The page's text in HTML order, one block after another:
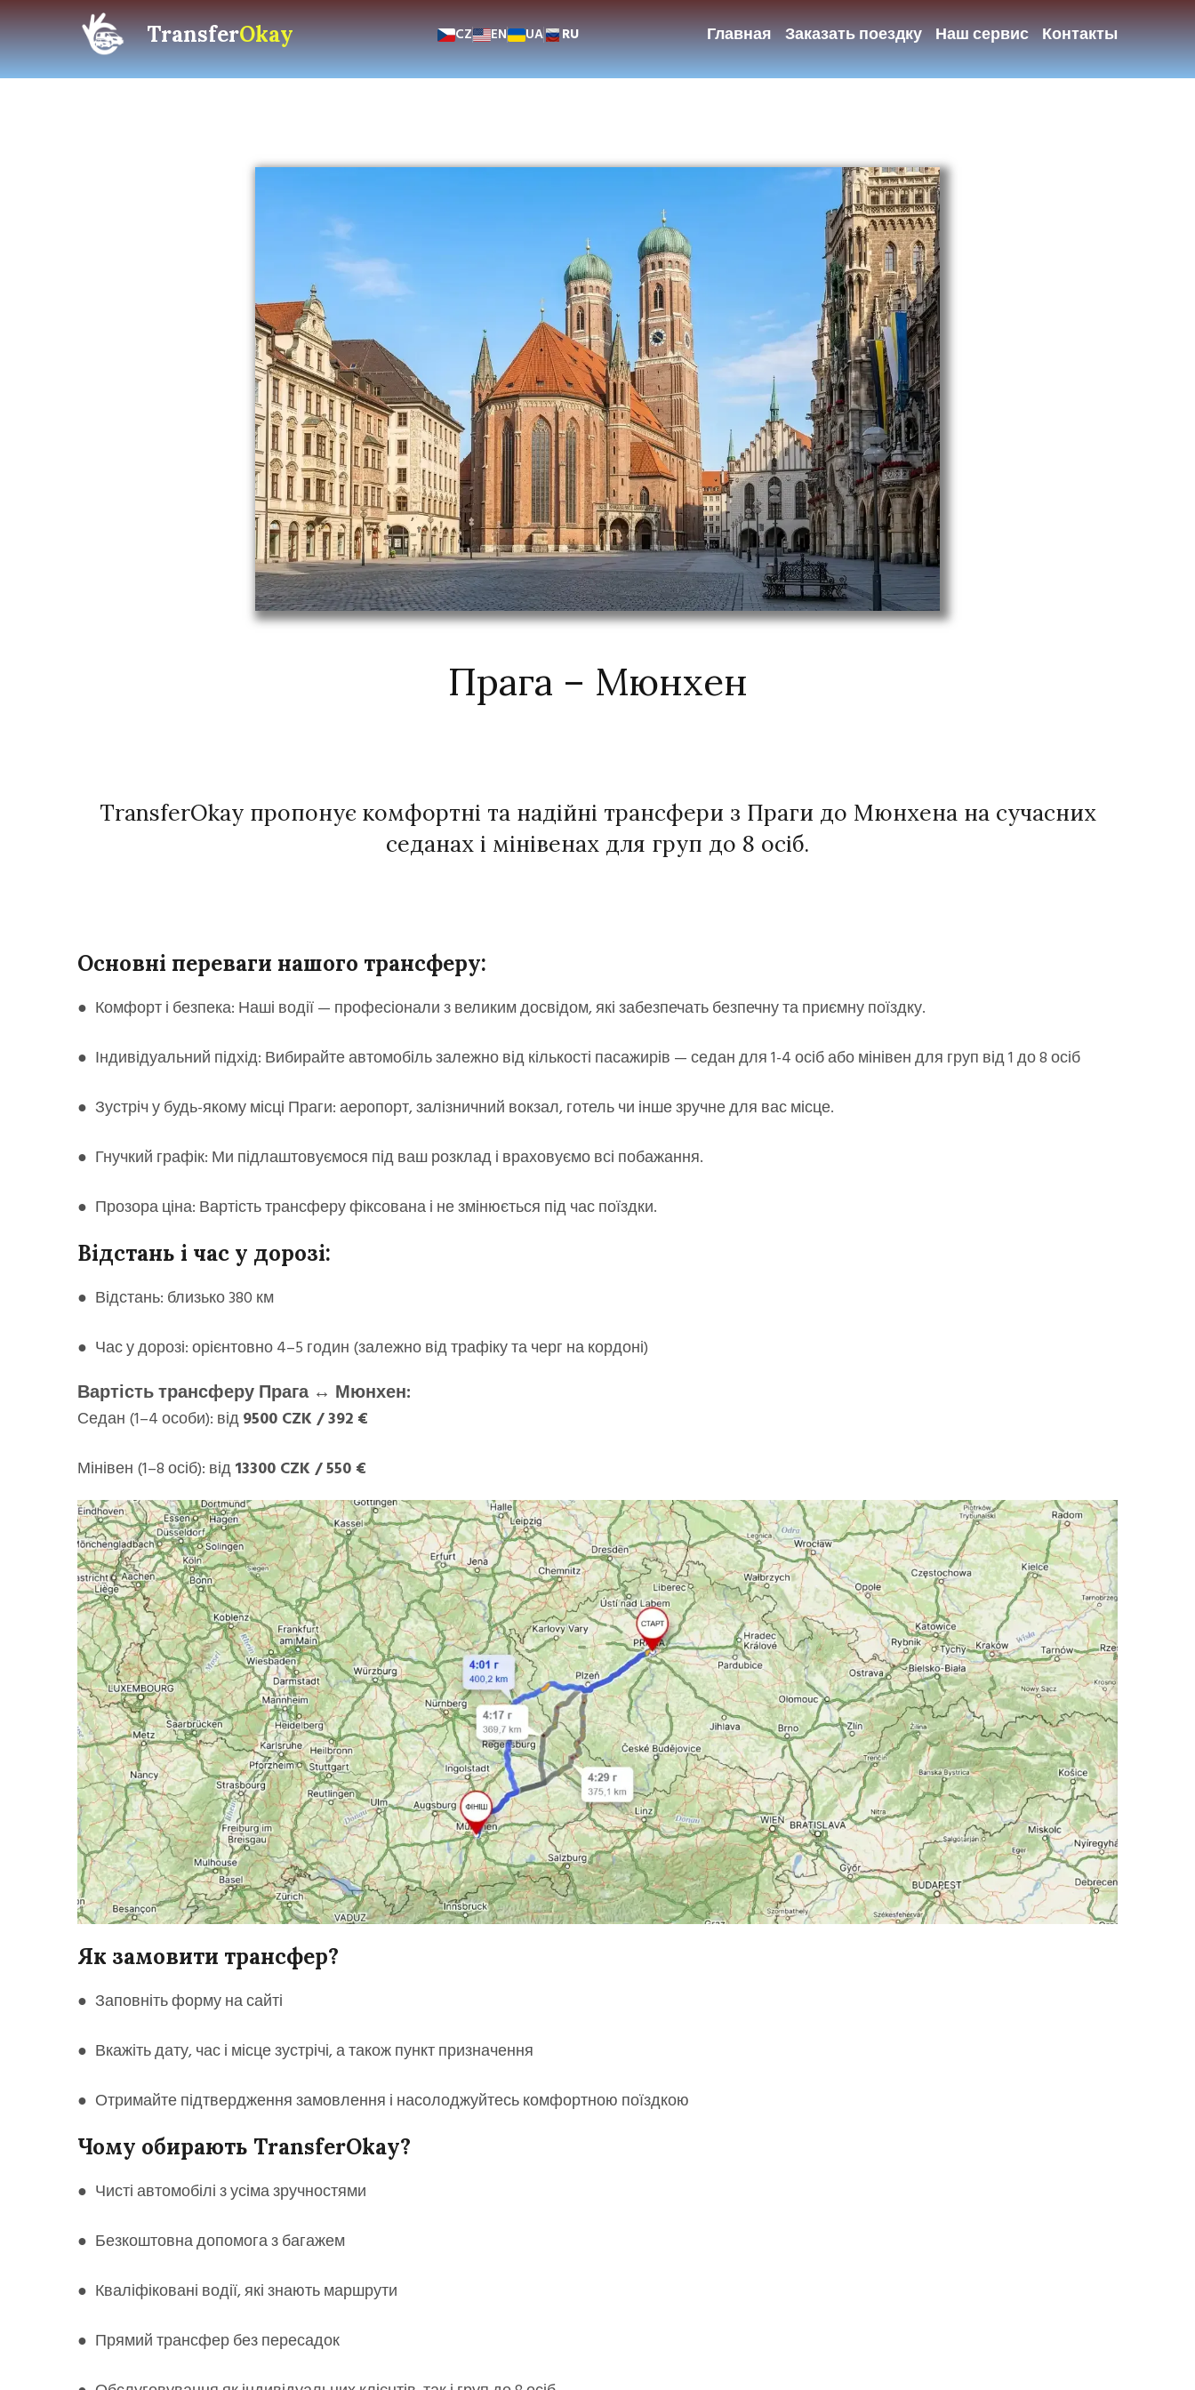
TransferOkay CZ EN UA RU Главная Заказать поездку Наш сервис Контакты
Прага – Мюнхен
TransferOkay пропонує комфортні та надійні трансфери з Праги до Мюнхена на сучасних
седанах і мінівенах для груп до 8 осіб.
Основні переваги нашого трансферу:
● Комфорт і безпека: Наші водії — професіонали з великим досвідом, які забезпечать безпечну та приємну поїздку.
● Індивідуальний підхід: Вибирайте автомобіль залежно від кількості пасажирів — седан для 1-4 осіб або мінівен для груп від 1 до 8 осіб
● Зустріч у будь-якому місці Праги: аеропорт, залізничний вокзал, готель чи інше зручне для вас місце.
● Гнучкий графік: Ми підлаштовуємося під ваш розклад і враховуємо всі побажання.
● Прозора ціна: Вартість трансферу фіксована і не змінюється під час поїздки.
Відстань і час у дорозі:
● Відстань: близько 380 км
● Час у дорозі: орієнтовно 4–5 годин (залежно від трафіку та черг на кордоні)
Вартість трансферу Прага ↔ Мюнхен:
Седан (1–4 особи): від9500 CZK / 392 €
Мінівен (1–8 осіб): від13300 CZK / 550 €
Як замовити трансфер?
● Заповніть форму на сайті
● Вкажіть дату, час і місце зустрічі, а також пункт призначення
● Отримайте підтвердження замовлення і насолоджуйтесь комфортною поїздкою
Чому обирають TransferOkay?
● Чисті автомобілі з усіма зручностями
● Безкоштовна допомога з багажем
● Кваліфіковані водії, які знають маршрути
● Прямий трансфер без пересадок